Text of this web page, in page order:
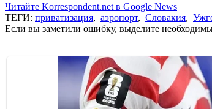
Читайте Korrespondent.net в Google News
ТЕГИ: приватизация, аэропорт, Словакия,
Если вы заметили ошибку, выделите